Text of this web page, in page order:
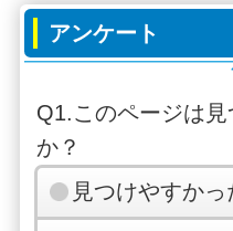
アンケート
Q1.このページは
か？
見つけやすかっ